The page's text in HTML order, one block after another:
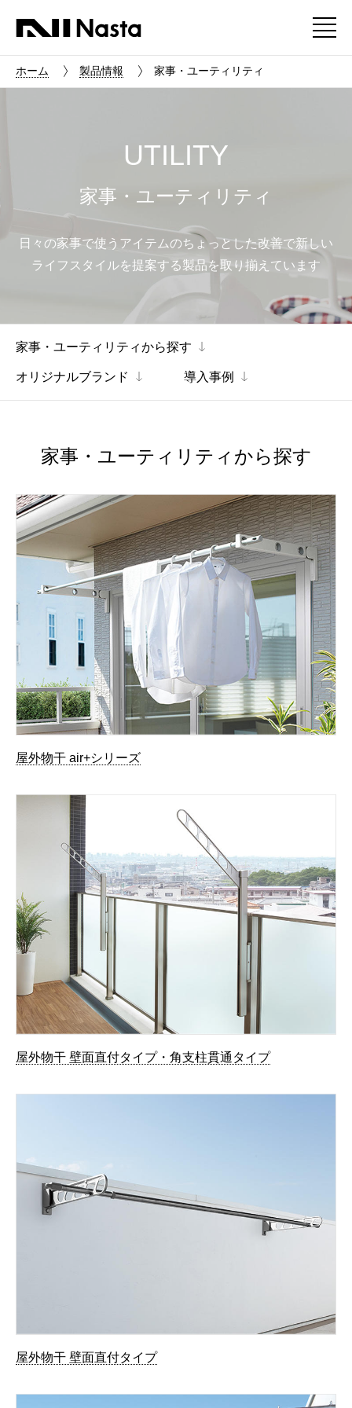
ホーム 製品情報 家事・ユーティリティ
UTILITY
家事・ユーティリティ
日々の家事で使うアイテムのちょっとした改善で新しい
ライフスタイルを提案する製品を取り揃えています
家事・ユーティリティから探す
オリジナルブランド 導入事例
家事・ユーティリティから探す
屋外物干 air+シリーズ
屋外物干 壁面直付タイプ・角支柱貫通タイプ
屋外物干 壁面直付タイプ